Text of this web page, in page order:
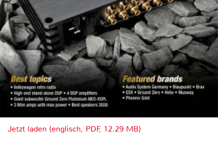
Jetzt laden (englisch, PDF, 12.29 MB)